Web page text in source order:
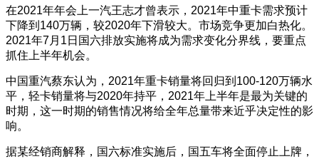
在2021年年会上一汽王志才曾表示，2021年中重卡需求预计
下降到140万辆，较2020年下滑较大。市场竞争更加白热化。
2021年7月1日国六排放实施将成为需求变化分界线，要重点
抓住上半年机会。
中国重汽蔡东认为，2021年重卡销量将回归到100-120万辆水
平，轻卡销量将与2020年持平，2021年上半年是最为关键的
时期，这一时期的销售情况将给全年总量带来近乎决定性的影
响。
据某经销商解释，国六标准实施后，国五车将全面停止上牌，